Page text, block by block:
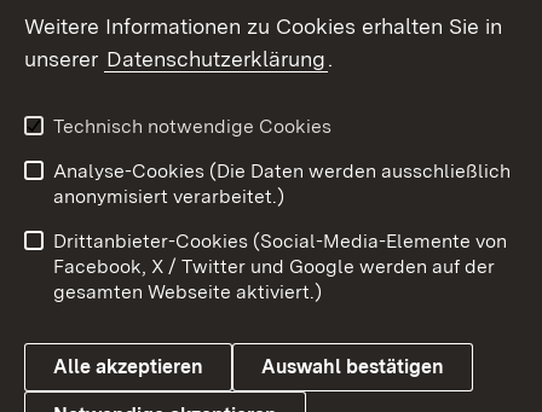
Social Wall
X / Twitter
Youtube
Benutzungshinweise
Barrierefreiheit
Datenschutz
Cookies
Weitere Informationen zu Cookies erhalten Sie in
unserer Datenschutzerklärung.
Technisch notwendige Cookies
Analyse-Cookies (Die Daten werden ausschließlich
anonymisiert verarbeitet.)
Drittanbieter-Cookies (Social-Media-Elemente von
Facebook, X / Twitter und Google werden auf der
gesamten Webseite aktiviert.)
Alle akzeptieren Auswahl bestätigen